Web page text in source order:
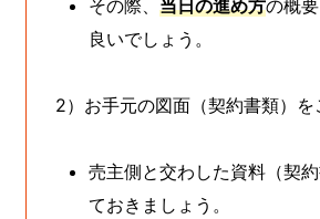
その際、 当日の進め方の概
良いでしょう。
2）お手元の図面（契約書類）を
売主側と交わした資料（契
ておきましょう。